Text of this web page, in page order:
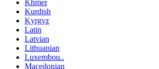
Khmer
Kurdish
Kyrgyz
Latin
Latvian
Lithuanian
Luxembou..
Macedonian